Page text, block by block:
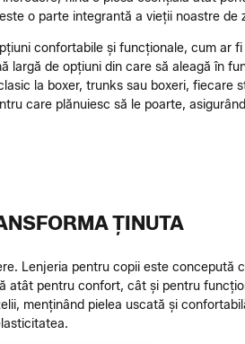
o parte integrantă a vieții noastre de
confortabile și funcționale, cum ar fi
largă de opțiuni din care să aleagă în
la boxer, trunks sau boxeri, fiecare
care plănuiesc să le poarte,
ȚINUTA
Lenjeria pentru copii este concepută
atât pentru confort, cât și pentru
menținând pielea uscată și